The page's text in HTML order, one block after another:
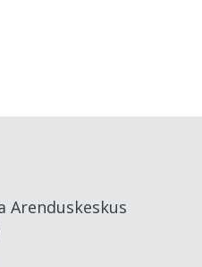
Arenduskeskus